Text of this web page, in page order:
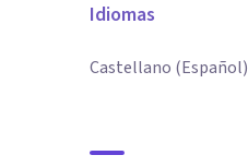
Idiomas
Castellano (Español)